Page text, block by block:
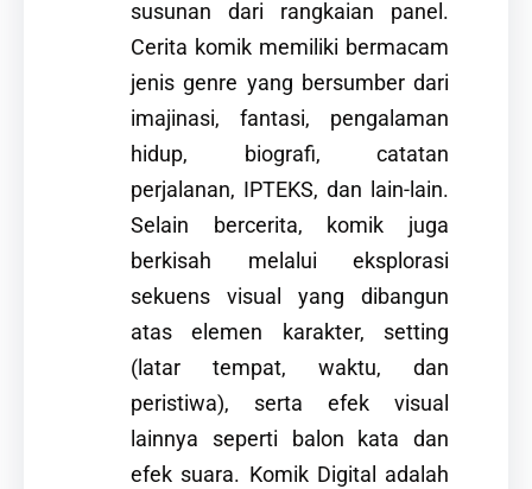
susunan dari rangkaian panel.
Cerita komik memiliki bermacam
jenis genre yang bersumber dari
imajinasi, fantasi, pengalaman
hidup, biografi, catatan
perjalanan, IPTEKS, dan lain-lain.
Selain bercerita, komik juga
berkisah melalui eksplorasi
sekuens visual yang dibangun
atas elemen karakter, setting
(latar tempat, waktu, dan
peristiwa), serta efek visual
lainnya seperti balon kata dan
efek suara. Komik Digital adalah